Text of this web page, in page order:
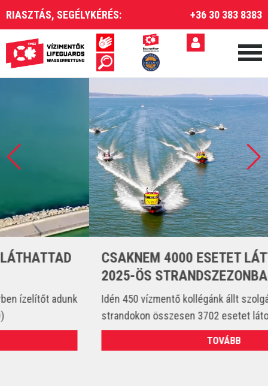
RIASZTÁS, SEGÉLYKÉRÉS: +36 30 383 8383
CSAKNEM 4000 ESETET LÁTTUNK EL A
2025-ÖS STRANDSZEZONBAN
Idén 450 vízmentő kollégánk állt szolgálatba és csak a
strandokon összesen 3702 esetet látott el. (VIDEÓ)